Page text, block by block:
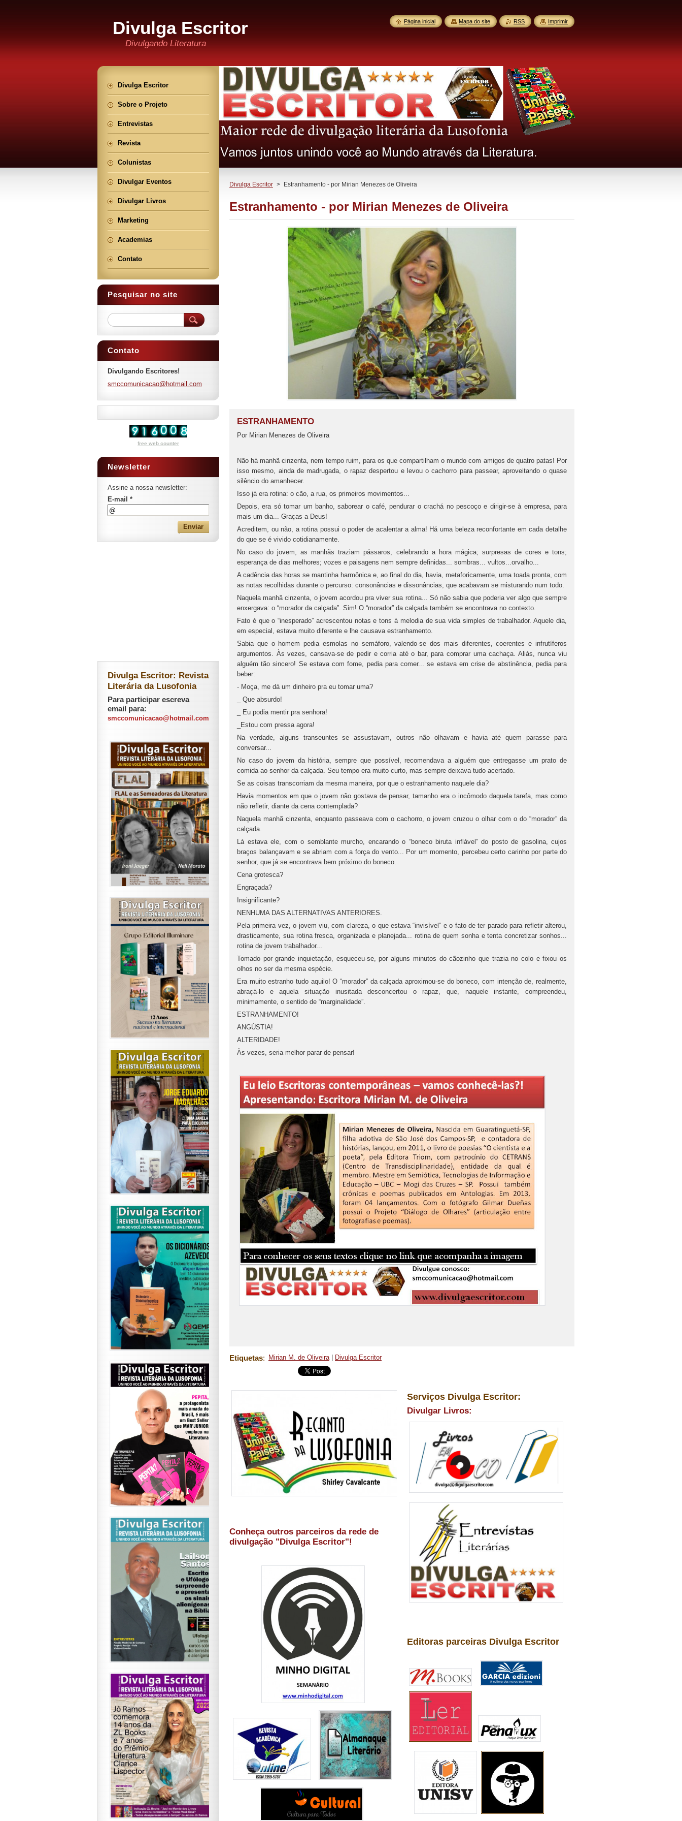
Divulga Escritor
Divulgando Literatura
Divulga Escritor > Estranhamento - por Mirian Menezes de Oliveira
Estranhamento - por Mirian Menezes de Oliveira
ESTRANHAMENTO
Por Mirian Menezes de Oliveira
Não há manhã cinzenta, nem tempo ruim, para os que compartilham o mundo com amigos de quatro patas! Por
isso mesmo, ainda de madrugada, o rapaz despertou e levou o cachorro para passear, aproveitando o quase
silêncio do amanhecer.
Isso já era rotina: o cão, a rua, os primeiros movimentos...
Depois, era só tomar um banho, saborear o café, pendurar o crachá no pescoço e dirigir-se à empresa, para
mais um dia... Graças a Deus!
Acreditem, ou não, a rotina possui o poder de acalentar a alma! Há uma beleza reconfortante em cada detalhe
do que se é vivido cotidianamente.
No caso do jovem, as manhãs traziam pássaros, celebrando a hora mágica; surpresas de cores e tons;
esperança de dias melhores; vozes e paisagens nem sempre definidas... sombras... vultos...orvalho...
A cadência das horas se mantinha harmônica e, ao final do dia, havia, metaforicamente, uma toada pronta, com
as notas recolhidas durante o percurso: consonâncias e dissonâncias, que acabavam se misturando num todo.
Naquela manhã cinzenta, o jovem acordou pra viver sua rotina... Só não sabia que poderia ver algo que sempre
enxergava: o “morador da calçada”. Sim! O “morador” da calçada também se encontrava no contexto.
Fato é que o “inesperado” acrescentou notas e tons à melodia de sua vida simples de trabalhador. Aquele dia,
em especial, estava muito diferente e lhe causava estranhamento.
Sabia que o homem pedia esmolas no semáforo, valendo-se dos mais diferentes, coerentes e infrutíferos
argumentos. Às vezes, cansava-se de pedir e corria até o bar, para comprar uma cachaça. Aliás, nunca viu
alguém tão sincero! Se estava com fome, pedia para comer... se estava em crise de abstinência, pedia para
beber:
- Moça, me dá um dinheiro pra eu tomar uma?
_ Que absurdo!
_ Eu podia mentir pra senhora!
_Estou com pressa agora!
Na verdade, alguns transeuntes se assustavam, outros não olhavam e havia até quem parasse para
conversar...
No caso do jovem da história, sempre que possível, recomendava a alguém que entregasse um prato de
comida ao senhor da calçada. Seu tempo era muito curto, mas sempre deixava tudo acertado.
Se as coisas transcorriam da mesma maneira, por que o estranhamento naquele dia?
Havia momentos em que o jovem não gostava de pensar, tamanho era o incômodo daquela tarefa, mas como
não refletir, diante da cena contemplada?
Naquela manhã cinzenta, enquanto passeava com o cachorro, o jovem cruzou o olhar com o do “morador” da
calçada.
Lá estava ele, com o semblante murcho, encarando o “boneco biruta inflável” do posto de gasolina, cujos
braços balançavam e se abriam com a força do vento... Por um momento, percebeu certo carinho por parte do
senhor, que já se encontrava bem próximo do boneco.
Cena grotesca?
Engraçada?
Insignificante?
NENHUMA DAS ALTERNATIVAS ANTERIORES.
Pela primeira vez, o jovem viu, com clareza, o que estava “invisível” e o fato de ter parado para refletir alterou,
drasticamente, sua rotina fresca, organizada e planejada... rotina de quem sonha e tenta concretizar sonhos...
rotina de jovem trabalhador...
Tomado por grande inquietação, esqueceu-se, por alguns minutos do cãozinho que trazia no colo e fixou os
olhos no ser da mesma espécie.
Era muito estranho tudo aquilo! O “morador” da calçada aproximou-se do boneco, com intenção de, realmente,
abraçá-lo e aquela situação inusitada desconcertou o rapaz, que, naquele instante, compreendeu,
minimamente, o sentido de “marginalidade”.
ESTRANHAMENTO!
ANGÚSTIA!
ALTERIDADE!
Às vezes, seria melhor parar de pensar!
Etiquetas: Mirian M. de Oliveira Divulga Escritor
Conheça outros parceiros da rede de
divulgação "Divulga Escritor"!
Serviços Divulga Escritor:
Divulgar Livros:
Editoras parceiras Divulga Escritor
Divulga Escritor
Sobre o Projeto
Entrevistas
Revista
Colunistas
Divulgar Eventos
Divulgar Livros
Marketing
Academias
Contato
Pesquisar no site
Contato
Divulgando Escritores!
smccomunicacao@hotmail.com
free web counter
Newsletter
Assine a nossa newsletter:
E-mail *
Divulga Escritor: Revista
Literária da Lusofonia
Para participar escreva
email para:
smccomunicacao@hotmail.com
Página inicial Mapa do site RSS Imprimir